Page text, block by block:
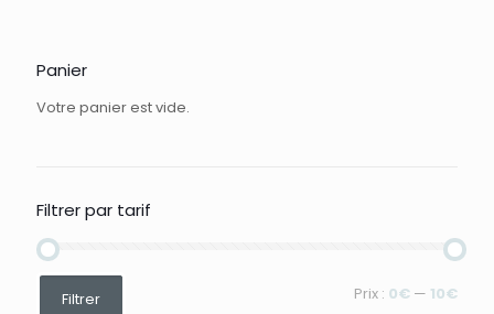
Panier
Votre panier est vide.
Filtrer par tarif
Prix
min
Prix
maxFiltrer Prix : 0€ — 10€